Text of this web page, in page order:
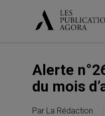
Alerte
du mois
Par La Rédaction